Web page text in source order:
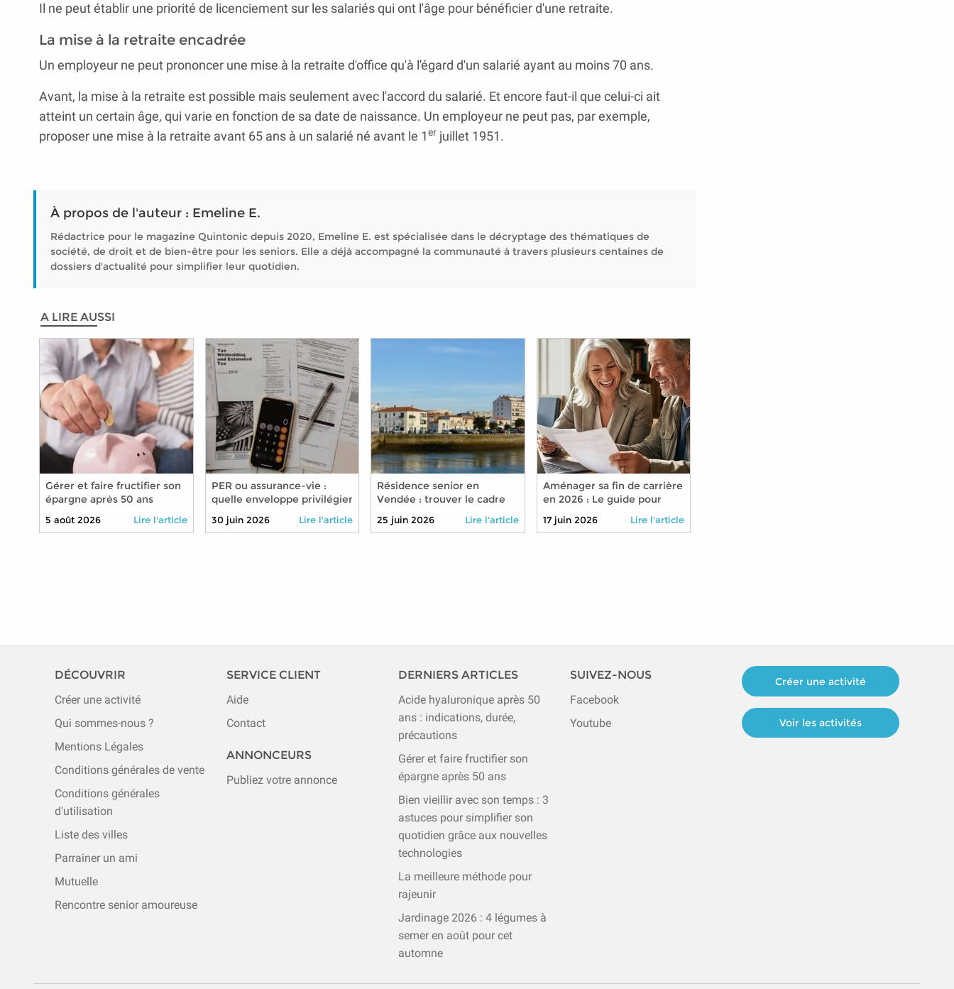
Il ne peut établir une priorité de licenciement sur les salariés qui ont l'âge pour bénéficier d'une retraite.
La mise à la retraite encadrée
Un employeur ne peut prononcer une mise à la retraite d'office qu'à l'égard d'un salarié ayant au moins 70 ans.
Avant, la mise à la retraite est possible mais seulement avec l'accord du salarié. Et encore faut-il que celui-ci ait
atteint un certain âge, qui varie en fonction de sa date de naissance. Un employeur ne peut pas, par exemple,
proposer une mise à la retraite avant 65 ans à un salarié né avant le 1er juillet 1951.
À propos de l'auteur : Emeline E.
Rédactrice pour le magazine Quintonic depuis 2020, Emeline E. est spécialisée dans le décryptage des thématiques de
société, de droit et de bien-être pour les seniors. Elle a déjà accompagné la communauté à travers plusieurs centaines de
dossiers d'actualité pour simplifier leur quotidien.
A LIRE AUSSI
Gérer et faire fructifier son
épargne après 50 ans
5 août 2026 Lire l'article
PER ou assurance-vie :
quelle enveloppe privilégier
2026 ?
30 juin 2026 Lire l'article
Résidence senior en
Vendée : trouver le cadre
25 juin 2026 Lire l'article
Aménager sa fin de carrière
en 2026 : Le guide pour
travail sans pénaliser sa
17 juin 2026 Lire l'article
DÉCOUVRIR
Créer une activité
Qui sommes-nous ?
Mentions Légales
Conditions générales de vente
Conditions générales
d'utilisation
Liste des villes
Parrainer un ami
Mutuelle
Rencontre senior amoureuse
SERVICE CLIENT
Aide
Contact
ANNONCEURS
Publiez votre annonce
DERNIERS ARTICLES
Acide hyaluronique après 50
ans : indications, durée,
précautions
Gérer et faire fructifier son
épargne après 50 ans
Bien vieillir avec son temps : 3
astuces pour simplifier son
quotidien grâce aux nouvelles
technologies
La meilleure méthode pour
rajeunir
Jardinage 2026 : 4 légumes à
semer en août pour cet
automne
SUIVEZ-NOUS
Facebook
Youtube
Créer une activité
Voir les activités